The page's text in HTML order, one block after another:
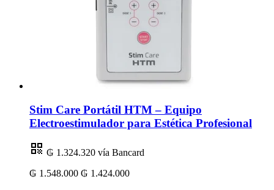
Stim Care Portátil HTM – Equipo
Electroestimulador para Estética Profesional
₲ 1.324.320 vía Bancard
₲ 1.548.000 ₲ 1.424.000